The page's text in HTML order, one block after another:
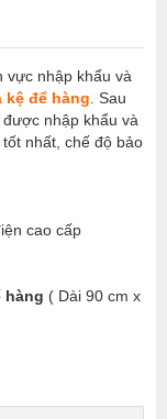
vực nhập khẩu và
kệ để hàng . Sau
được nhập khẩu và
nhất, chế độ bảo
cao cấp
hàng ( Dài 90 cm x